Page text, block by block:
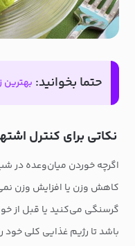
حتما بخوانید: بهترین
نکاتی برای کنترل
اگرچه خوردن میان‌وعده در
کاهش وزن یا افزایش وزن
گرسنگی می‌کنید یا قبل از
باشد تا رژیم غذایی کلی